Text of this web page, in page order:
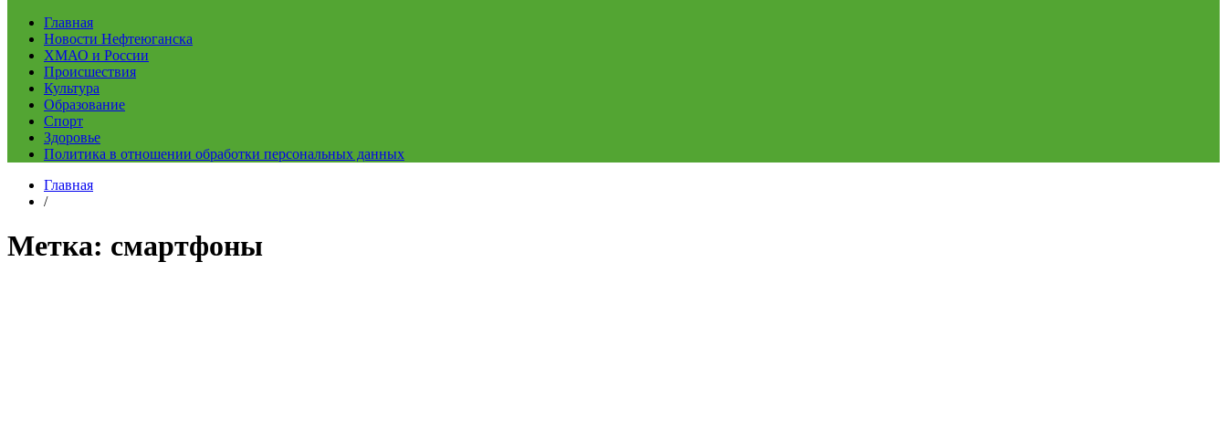
Главная
Новости Нефтеюганска
ХМАО и России
Происшествия
Культура
Образование
Спорт
Здоровье
Политика в отношении обработки персональных данных
Главная
/
Метка: смартфоны